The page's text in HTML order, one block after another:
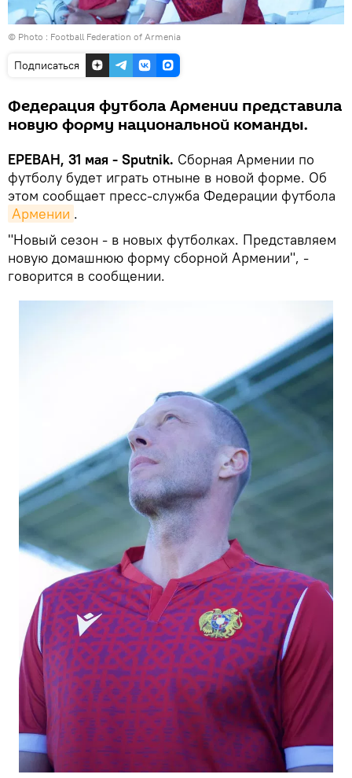
© Photo : Football Federation of Armenia
Подписаться
Федерация футбола Армении представила
новую форму национальной команды.
ЕРЕВАН, 31 мая - Sputnik. Сборная Армении по
футболу будет играть отныне в новой форме. Об
этом сообщает пресс-служба Федерации футбола
Армении .
"Новый сезон - в новых футболках. Представляем
новую домашнюю форму сборной Армении", -
говорится в сообщении.